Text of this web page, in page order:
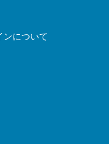
ンについて